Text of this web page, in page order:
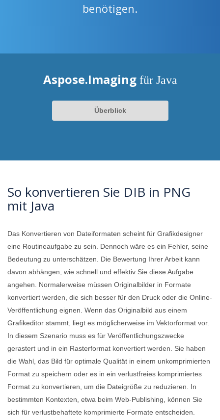
benötigen.
Aspose.Imaging für Java
Überblick
So konvertieren Sie DIB in PNG
mit Java
Das Konvertieren von Dateiformaten scheint für Grafikdesigner
eine Routineaufgabe zu sein. Dennoch wäre es ein Fehler, seine
Bedeutung zu unterschätzen. Die Bewertung Ihrer Arbeit kann
davon abhängen, wie schnell und effektiv Sie diese Aufgabe
angehen. Normalerweise müssen Originalbilder in Formate
konvertiert werden, die sich besser für den Druck oder die Online-
Veröffentlichung eignen. Wenn das Originalbild aus einem
Grafikeditor stammt, liegt es möglicherweise im Vektorformat vor.
In diesem Szenario muss es für Veröffentlichungszwecke
gerastert und in ein Rasterformat konvertiert werden. Sie haben
die Wahl, das Bild für optimale Qualität in einem unkomprimierten
Format zu speichern oder es in ein verlustfreies komprimiertes
Format zu konvertieren, um die Dateigröße zu reduzieren. In
bestimmten Kontexten, etwa beim Web-Publishing, können Sie
sich für verlustbehaftete komprimierte Formate entscheiden.